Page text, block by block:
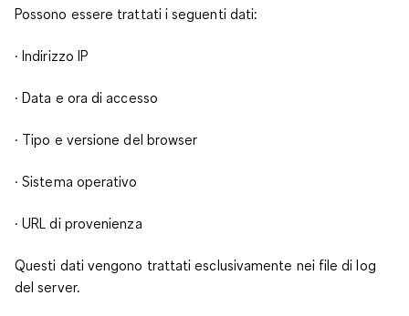
Possono essere trattati i seguenti dati:
· Indirizzo IP
· Data e ora di accesso
· Tipo e versione del browser
· Sistema operativo
· URL di provenienza
Questi dati vengono trattati esclusivamente nei file di log
del server.